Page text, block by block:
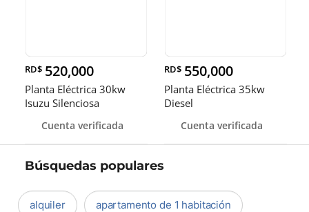
RD$ 520,000
Planta Eléctrica 30kw
Isuzu Silenciosa
Cuenta verificada
RD$ 550,000
Planta Eléctrica 35kw
Diesel
Cuenta verificada
Búsquedas populares
alquiler apartamento de 1 habitación